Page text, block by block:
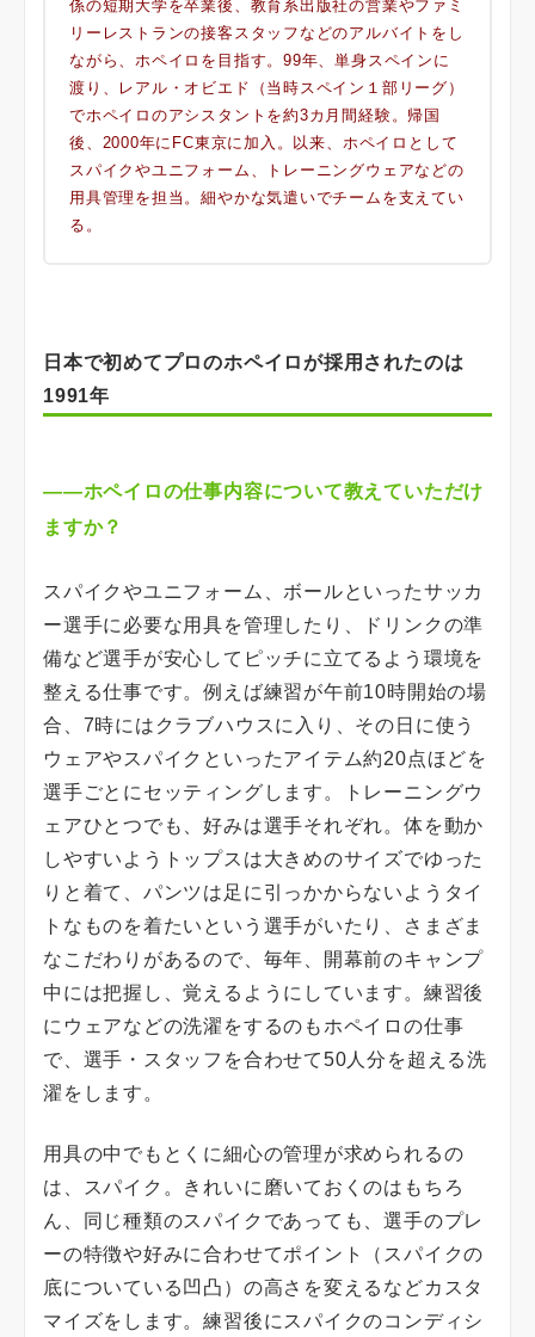
係の短期大学を卒業後、教育系出版社の営業やファミ
リーレストランの接客スタッフなどのアルバイトをし
ながら、ホペイロを目指す。99年、単身スペインに
渡り、レアル・オビエド（当時スペイン１部リーグ）
でホペイロのアシスタントを約3カ月間経験。帰国
後、2000年にFC東京に加入。以来、ホペイロとして
スパイクやユニフォーム、トレーニングウェアなどの
用具管理を担当。細やかな気遣いでチームを支えてい
る。
日本で初めてプロのホペイロが採用されたのは
1991年
――ホペイロの仕事内容について教えていただけ
ますか？
スパイクやユニフォーム、ボールといったサッカ
ー選手に必要な用具を管理したり、ドリンクの準
備など選手が安心してピッチに立てるよう環境を
整える仕事です。例えば練習が午前10時開始の場
合、7時にはクラブハウスに入り、その日に使う
ウェアやスパイクといったアイテム約20点ほどを
選手ごとにセッティングします。トレーニングウ
ェアひとつでも、好みは選手それぞれ。体を動か
しやすいようトップスは大きめのサイズでゆった
りと着て、パンツは足に引っかからないようタイ
トなものを着たいという選手がいたり、さまざま
なこだわりがあるので、毎年、開幕前のキャンプ
中には把握し、覚えるようにしています。練習後
にウェアなどの洗濯をするのもホペイロの仕事
で、選手・スタッフを合わせて50人分を超える洗
濯をします。
用具の中でもとくに細心の管理が求められるの
は、スパイク。きれいに磨いておくのはもちろ
ん、同じ種類のスパイクであっても、選手のプレ
ーの特徴や好みに合わせてポイント（スパイクの
底についている凹凸）の高さを変えるなどカスタ
マイズをします。練習後にスパイクのコンディシ